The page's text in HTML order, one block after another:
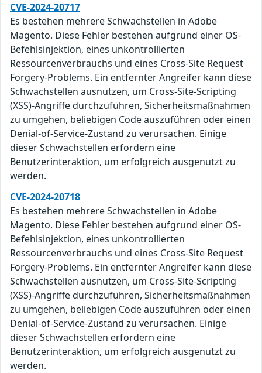
CVE-2024-20717
Es bestehen mehrere Schwachstellen in Adobe
Magento. Diese Fehler bestehen aufgrund einer OS-
Befehlsinjektion, eines unkontrollierten
Ressourcenverbrauchs und eines Cross-Site Request
Forgery-Problems. Ein entfernter Angreifer kann diese
Schwachstellen ausnutzen, um Cross-Site-Scripting
(XSS)-Angriffe durchzuführen, Sicherheitsmaßnahmen
zu umgehen, beliebigen Code auszuführen oder einen
Denial-of-Service-Zustand zu verursachen. Einige
dieser Schwachstellen erfordern eine
Benutzerinteraktion, um erfolgreich ausgenutzt zu
werden.
CVE-2024-20718
Es bestehen mehrere Schwachstellen in Adobe
Magento. Diese Fehler bestehen aufgrund einer OS-
Befehlsinjektion, eines unkontrollierten
Ressourcenverbrauchs und eines Cross-Site Request
Forgery-Problems. Ein entfernter Angreifer kann diese
Schwachstellen ausnutzen, um Cross-Site-Scripting
(XSS)-Angriffe durchzuführen, Sicherheitsmaßnahmen
zu umgehen, beliebigen Code auszuführen oder einen
Denial-of-Service-Zustand zu verursachen. Einige
dieser Schwachstellen erfordern eine
Benutzerinteraktion, um erfolgreich ausgenutzt zu
werden.